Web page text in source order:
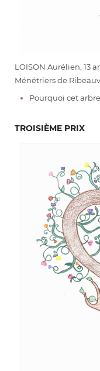
LOISON Aurélien, 13
Ménétriers de
Pourquoi cet arbre
TROISIÈME PRIX